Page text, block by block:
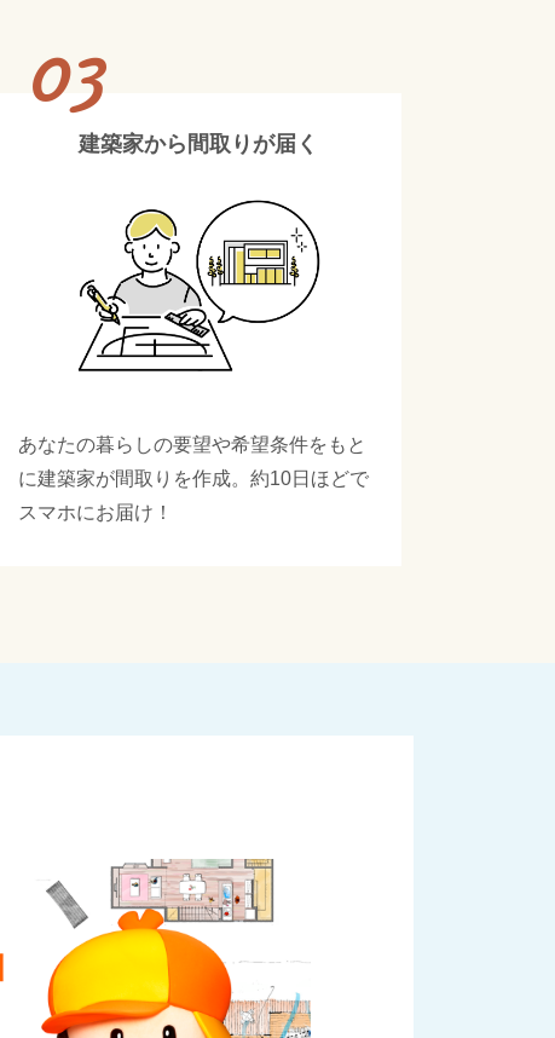
03
建築家から間取りが届く
あなたの暮らしの要望や希望条件をもと
に建築家が間取りを作成。約10日ほどで
スマホにお届け！